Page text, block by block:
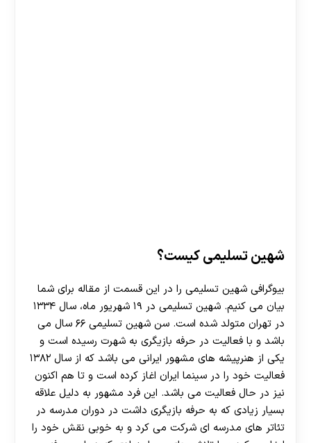
شهین تسلیمی کیست؟
بیوگرافی شهین تسلیمی را در این قسمت از مقاله برای شما
بیان می کنیم. شهین تسلیمی در ۱۹ شهریور ماه، سال ۱۳۳۴
در تهران متولد شده است. سن شهین تسلیمی ۶۶ سال می
باشد و با فعالیت در حرفه بازیگری به شهرت رسیده است و
یکی از هنرپیشه های مشهور ایرانی می باشد که از سال ۱۳۸۲
فعالیت خود را در سینما ایران اغاز کرده است و تا هم اکنون
نیز در حال فعالیت می باشد. این فرد مشهور به دلیل علاقه
بسیار زیادی که به حرفه بازیگری داشت در دوران مدرسه در
تئاتر های مدرسه ای شرکت می کرد و به خوبی نقش خود را